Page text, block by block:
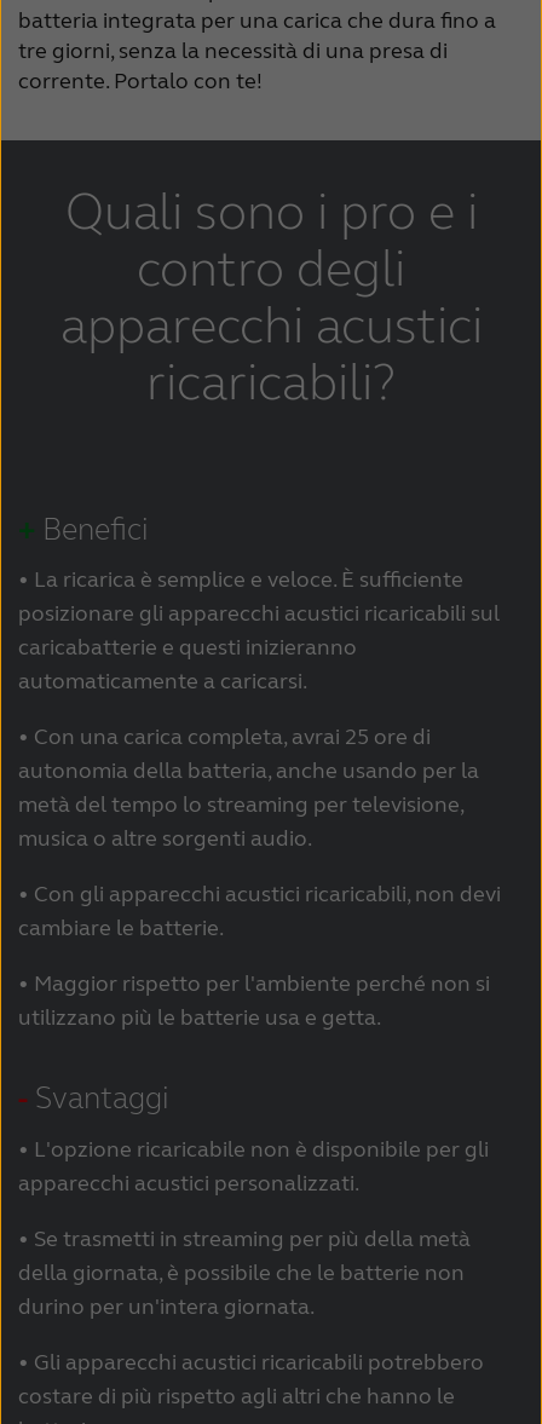
batteria integrata per una carica che dura fino a
tre giorni, senza la necessità di una presa di
corrente. Portalo con te!
Quali sono i pro e i
contro degli
apparecchi acustici
ricaricabili?
+ Benefici
• La ricarica è semplice e veloce. È sufficiente
posizionare gli apparecchi acustici ricaricabili sul
caricabatterie e questi inizieranno
automaticamente a caricarsi.
• Con una carica completa, avrai 25 ore di
autonomia della batteria, anche usando per la
metà del tempo lo streaming per televisione,
musica o altre sorgenti audio.
• Con gli apparecchi acustici ricaricabili, non devi
cambiare le batterie.
• Maggior rispetto per l'ambiente perché non si
utilizzano più le batterie usa e getta.
- Svantaggi
• L'opzione ricaricabile non è disponibile per gli
apparecchi acustici personalizzati.
• Se trasmetti in streaming per più della metà
della giornata, è possibile che le batterie non
durino per un'intera giornata.
• Gli apparecchi acustici ricaricabili potrebbero
costare di più rispetto agli altri che hanno le